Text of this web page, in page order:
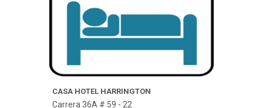
CASA HOTEL HARRINGTON
Carrera 36A # 59 - 22